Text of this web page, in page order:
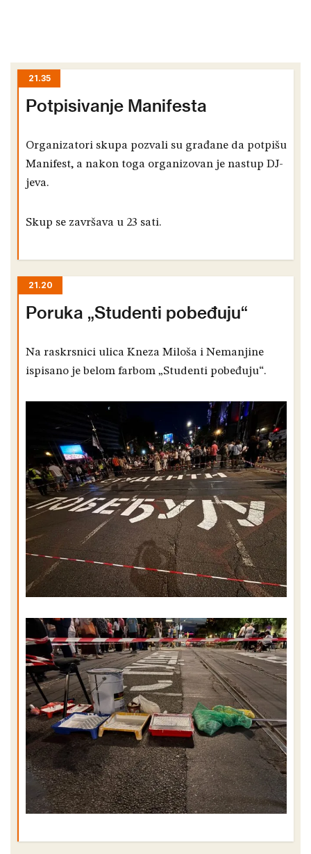
21.35
Potpisivanje Manifesta
Organizatori skupa pozvali su građane da potpišu
Manifest, a nakon toga organizovan je nastup DJ-
jeva.
Skup se završava u 23 sati.
21.20
Poruka „Studenti pobeđuju“
Na raskrsnici ulica Kneza Miloša i Nemanjine
ispisano je belom farbom „Studenti pobeđuju“.